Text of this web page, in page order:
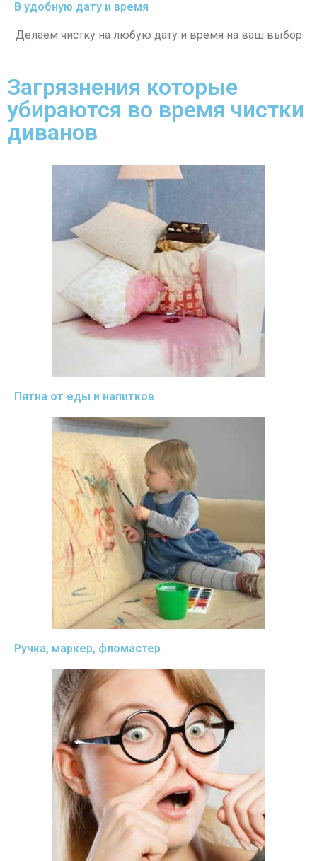
В удобную дату и время
Делаем чистку на любую дату и время на ваш выбор
Загрязнения которые
убираются во время чистки
диванов
Пятна от еды и напитков
Ручка, маркер, фломастер